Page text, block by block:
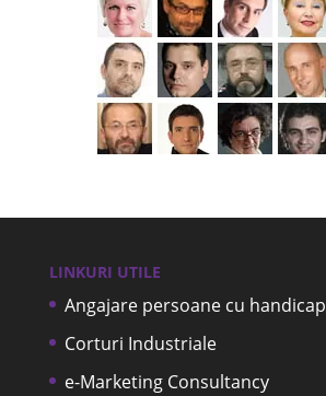
LINKURI UTILE
Angajare persoane cu handicap
Corturi Industriale
e-Marketing Consultancy